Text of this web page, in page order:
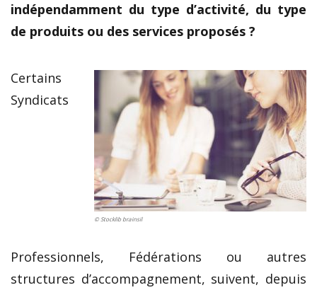
indépendamment du type d’activité, du type
de produits ou des services proposés ?
© Stocklib brainsil
Certains
Syndicats
Professionnels, Fédérations ou autres
structures d’accompagnement, suivent, depuis